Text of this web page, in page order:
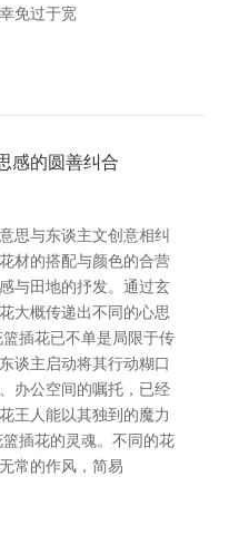
免过于宽
感的圆善纠合
思与东谈主文创意相纠
材的搭配与颜色的合营
与田地的抒发。通过玄
大概传递出不同的心思
插花已不单是局限于传
谈主启动将其行动糊口
办公空间的嘱托，已经
王人能以其独到的魔力
插花的灵魂。不同的花
常的作风，简易